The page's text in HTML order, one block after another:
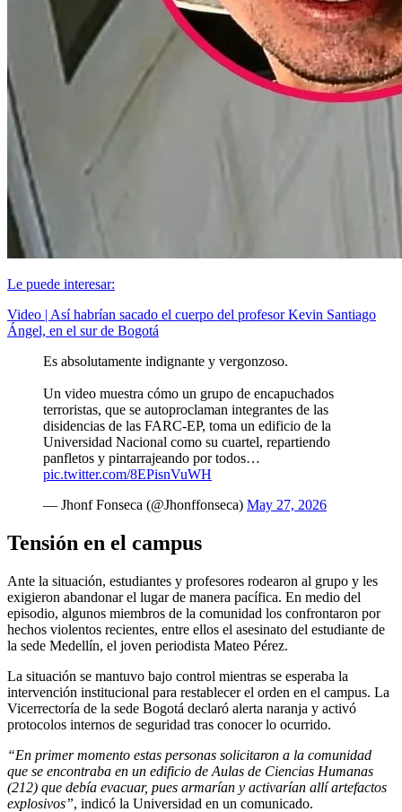
Le puede interesar:
Video | Así habrían sacado el cuerpo del profesor Kevin Santiago
Ángel, en el sur de Bogotá
Es absolutamente indignante y vergonzoso.
Un video muestra cómo un grupo de encapuchados
terroristas, que se autoproclaman integrantes de las
disidencias de las FARC-EP, toma un edificio de la
Universidad Nacional como su cuartel, repartiendo
panfletos y pintarrajeando por todos…
pic.twitter.com/8EPisnVuWH
— Jhonf Fonseca (@Jhonffonseca) May 27, 2026
Tensión en el campus
Ante la situación, estudiantes y profesores rodearon al grupo y les
exigieron abandonar el lugar de manera pacífica. En medio del
episodio, algunos miembros de la comunidad los confrontaron por
hechos violentos recientes, entre ellos el asesinato del estudiante de
la sede Medellín, el joven periodista Mateo Pérez.
La situación se mantuvo bajo control mientras se esperaba la
intervención institucional para restablecer el orden en el campus. La
Vicerrectoría de la sede Bogotá declaró alerta naranja y activó
protocolos internos de seguridad tras conocer lo ocurrido.
“En primer momento estas personas solicitaron a la comunidad
que se encontraba en un edificio de Aulas de Ciencias Humanas
(212) que debía evacuar, pues armarían y activarían allí artefactos
explosivos”, indicó la Universidad en un comunicado.